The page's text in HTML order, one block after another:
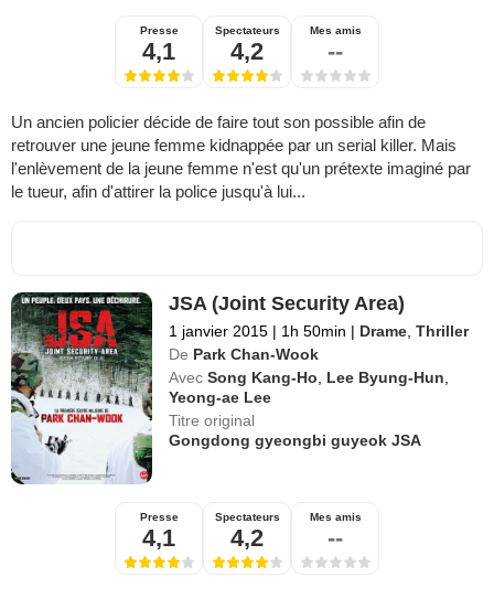
Presse
4,1
Spectateurs
4,2
Mes amis
--
Un ancien policier décide de faire tout son possible afin de
retrouver une jeune femme kidnappée par un serial killer. Mais
l'enlèvement de la jeune femme n'est qu'un prétexte imaginé par
le tueur, afin d'attirer la police jusqu'à lui...
JSA (Joint Security Area)
1 janvier 2015 | 1h 50min | Drame,Thriller
De Park Chan-Wook
Avec Song Kang-Ho, Lee Byung-Hun,
Yeong-ae Lee
Titre original
Gongdong gyeongbi guyeok JSA
Presse
4,1
Spectateurs
4,2
Mes amis
--